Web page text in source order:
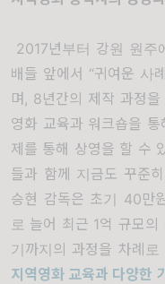
2017년부터 강원 원
배들 앞에서 “귀여운 사
며, 8년간의 제작 과정
영화 교육과 워크숍을
제를 통해 상영을 할 수
들과 함께 지금도 꾸준
승현 감독은 초기 40만
로 늘어 최근 1억 규모
기까지의 과정을 차례
지역영화 교육과 다양한